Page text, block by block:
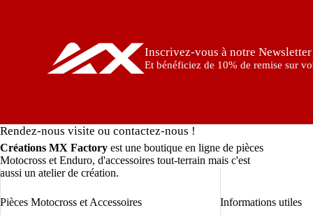
Inscrivez-vous à notre Newsletter
Et bénéficiez de 10% de remise sur
Rendez-nous visite ou contactez-nous !
Créations MX Factory est une boutique en ligne de pièces
Motocross et Enduro, d'accessoires tout-terrain mais c'est
aussi un atelier de création.
Pièces Motocross et Accessoires Informations utiles